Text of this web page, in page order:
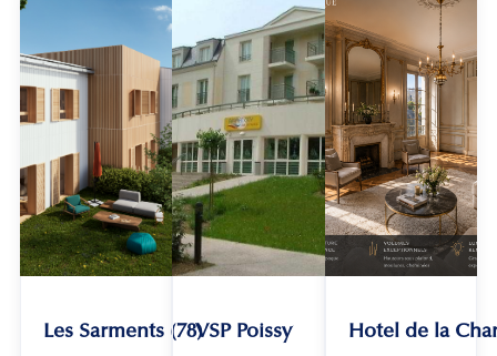
Les Sarments (78)VSP Poissy Hotel de la